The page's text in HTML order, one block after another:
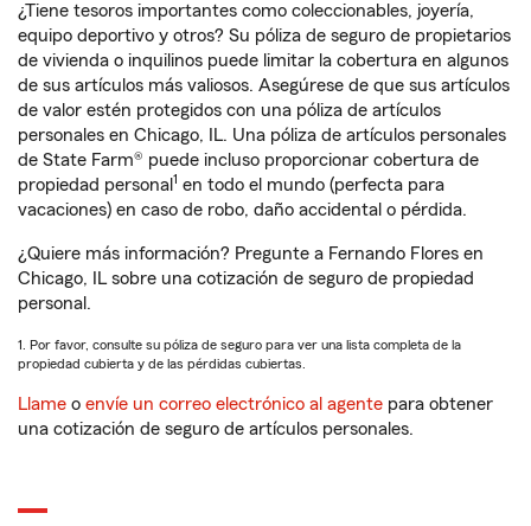
¿Tiene tesoros importantes como coleccionables, joyería,
equipo deportivo y otros? Su póliza de seguro de propietarios
de vivienda o inquilinos puede limitar la cobertura en algunos
de sus artículos más valiosos. Asegúrese de que sus artículos
de valor estén protegidos con una póliza de artículos
personales en Chicago, IL. Una póliza de artículos personales
de State Farm® puede incluso proporcionar cobertura de
propiedad personal 1 en todo el mundo (perfecta para
vacaciones) en caso de robo, daño accidental o pérdida.
¿Quiere más información? Pregunte a Fernando Flores en
Chicago, IL sobre una cotización de seguro de propiedad
personal.
1. Por favor, consulte su póliza de seguro para ver una lista completa de la
propiedad cubierta y de las pérdidas cubiertas.
Llame o envíe un correo electrónico al agente para obtener
una cotización de seguro de artículos personales.